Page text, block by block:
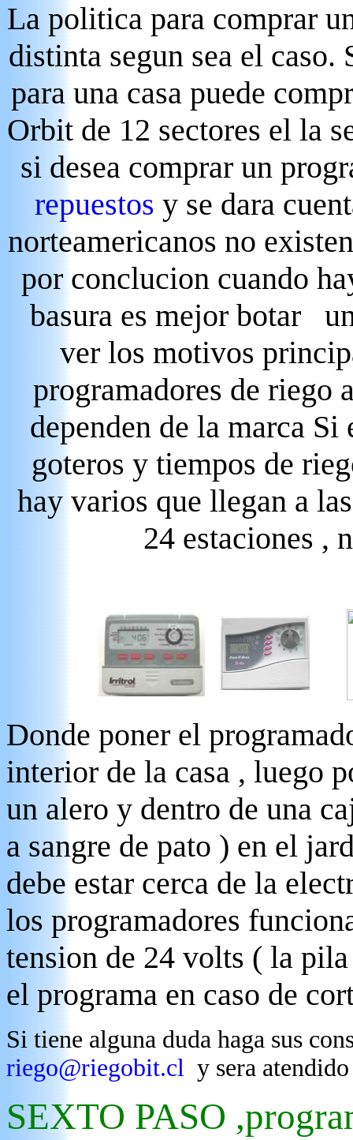
La politica para comprar
distinta segun sea el caso.
para una casa puede
Orbit de 12 sectores el la
si desea comprar un
repuestos y se dara
norteamericanos no
por conclucion cuando
basura es mejor botar
ver los motivos
programadores de riego
dependen de la marca
goteros y tiempos de
hay varios que llegan a
24 estaciones ,
Donde poner el
interior de la casa , luego
un alero y dentro de una
a sangre de pato ) en el
debe estar cerca de la
los programadores
tension de 24 volts ( la
el programa en caso de
Si tiene alguna duda haga sus
riego@riegobit.cl y sera
SEXTO PASO